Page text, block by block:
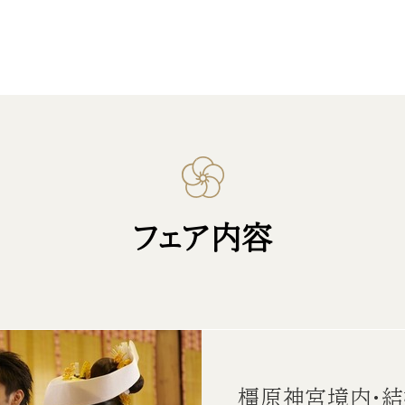
フェア内容
橿原神宮境内・